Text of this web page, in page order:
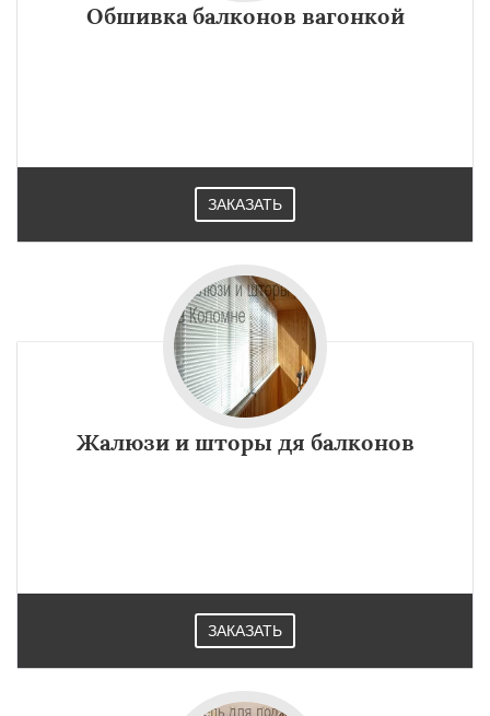
Обшивка балконов вагонкой
ЗАКАЗАТЬ
Жалюзи и шторы дя балконов
ЗАКАЗАТЬ